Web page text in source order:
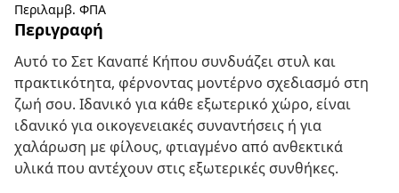
Περιλαμβ. ΦΠΑ
Περιγραφή
Αυτό το Σετ Καναπέ Κήπου συνδυάζει στυλ και
πρακτικότητα, φέρνοντας μοντέρνο σχεδιασμό στη
ζωή σου. Ιδανικό για κάθε εξωτερικό χώρο, είναι
ιδανικό για οικογενειακές συναντήσεις ή για
χαλάρωση με φίλους, φτιαγμένο από ανθεκτικά
υλικά που αντέχουν στις εξωτερικές συνθήκες.